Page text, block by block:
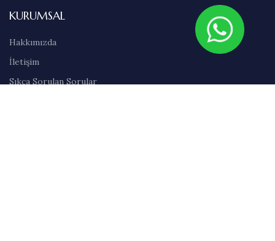
KURUMSAL
Hakkımızda
İletişim
Sıkça Sorulan Sorular